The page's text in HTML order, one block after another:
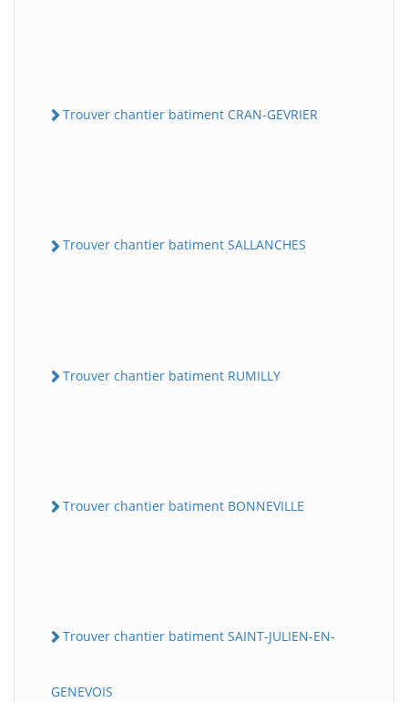
Trouver chantier batiment CRAN-GEVRIER
Trouver chantier batiment SALLANCHES
Trouver chantier batiment RUMILLY
Trouver chantier batiment BONNEVILLE
Trouver chantier batiment SAINT-JULIEN-EN-
GENEVOIS